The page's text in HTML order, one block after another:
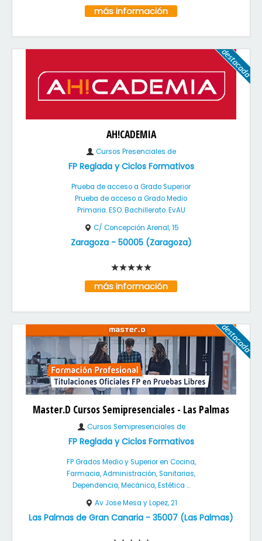
más información
AH!CADEMIA
Cursos Presenciales de
FP Reglada y Ciclos Formativos
Prueba de acceso a Grado Superior
Prueba de acceso a Grado Medio
Primaria. ESO. Bachillerato. EvAU
C/ Concepción Arenal, 15
Zaragoza- 50005(Zaragoza)
más información
Master.D Cursos Semipresenciales - Las Palmas
Cursos Semipresenciales de
FP Reglada y Ciclos Formativos
FP Grados Medio y Superior en Cocina,
Farmacia, Administración, Sanitarias,
Dependencia, Mecánica, Estética ...
Av Jose Mesa y Lopez, 21
Las Palmas de Gran Canaria - 35007 (Las Palmas)